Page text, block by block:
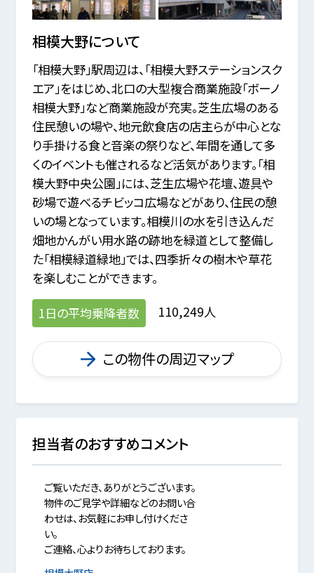
相模大野について
「相模大野」駅周辺は、「相模大野ステーションスク
エア」をはじめ、北口の大型複合商業施設「ボーノ
相模大野」など商業施設が充実。芝生広場のある
住民憩いの場や、地元飲食店の店主らが中心とな
り手掛ける食と音楽の祭りなど、年間を通して多
くのイベントも催されるなど活気があります。「相
模大野中央公園」には、芝生広場や花壇、遊具や
砂場で遊べるチビッコ広場などがあり、住民の憩
いの場となっています。相模川の水を引き込んだ
畑地かんがい用水路の跡地を緑道として整備し
た「相模緑道緑地」では、四季折々の樹木や草花
を楽しむことができます。
1日の平均乗降者数 110,249人
この物件の周辺マップ
担当者のおすすめコメント
ご覧いただき、ありがとうございます。
物件のご見学や詳細などのお問い合
わせは、お気軽にお申し付けくださ
い。
ご連絡、心よりお待ちしております。